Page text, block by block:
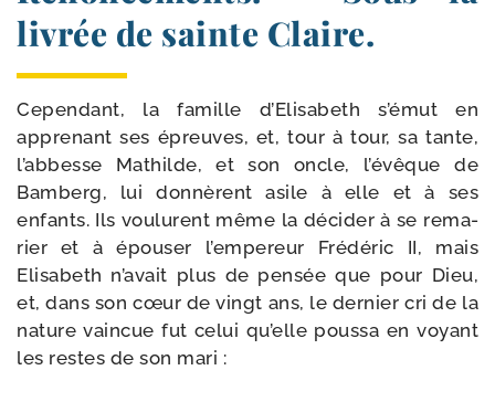
livrée de sainte Claire.
Cependant, la famille d’Elisabeth s’émut en
appre­nant ses épreuves, et, tour à tour, sa tante,
l’abbesse Mathilde, et son oncle, l’évêque de
Bamberg, lui don­nèrent asile à elle et à ses
enfants. Ils vou­lurent même la déci­der à se rema­
rier et à épou­ser l’empereur Frédéric II, mais
Elisabeth n’avait plus de pen­sée que pour Dieu,
et, dans son cœur de vingt ans, le der­nier cri de la
nature vain­cue fut celui qu’elle pous­sa en voyant
les restes de son mari :